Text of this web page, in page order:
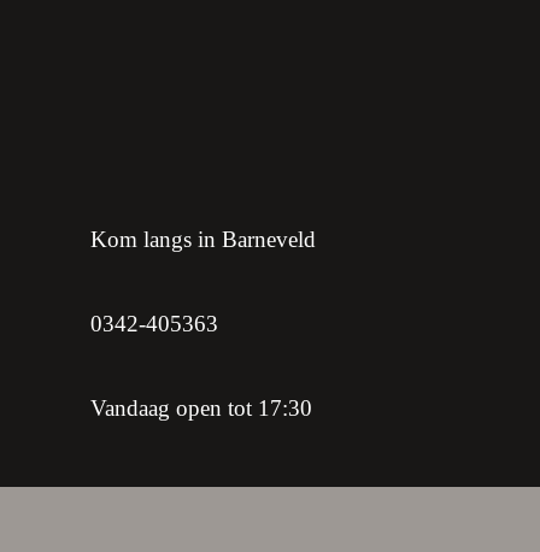
Kom langs in Barneveld
0342-405363
Vandaag open tot 17:30